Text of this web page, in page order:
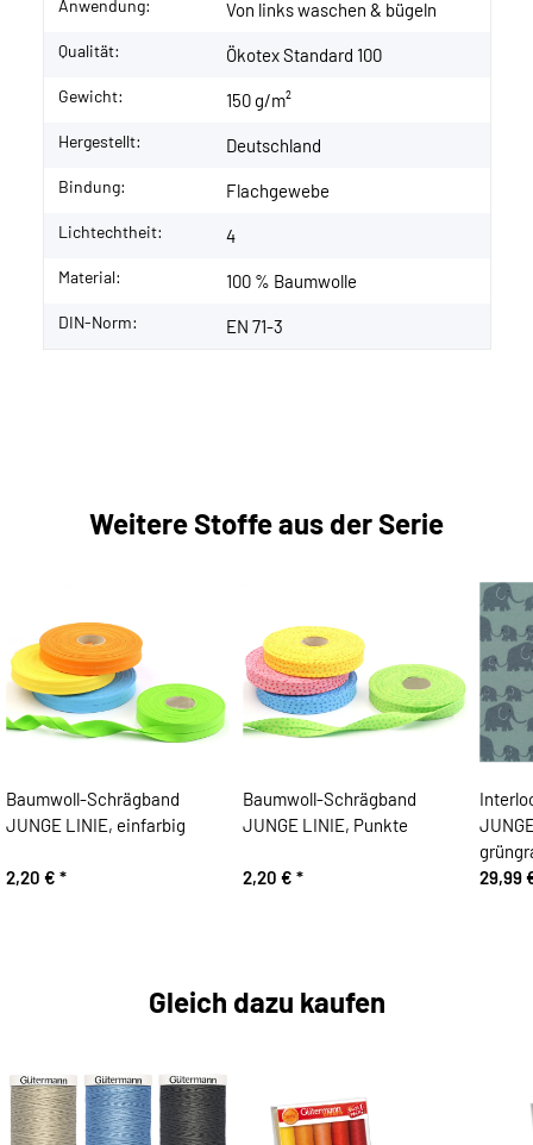
Anwendung: Von links waschen & bügeln
Qualität: Ökotex Standard 100
Gewicht: 150 g/m²
Hergestellt: Deutschland
Bindung: Flachgewebe
Lichtechtheit: 4
Material: 100 % Baumwolle
DIN-Norm: EN 71-3
Weitere Stoffe aus der Serie
Baumwoll-Schrägband
JUNGE LINIE, einfarbig
2,20 € *
Baumwoll-Schrägband
JUNGE LINIE, Punkte
2,20 € *
29,99
Gleich dazu kaufen